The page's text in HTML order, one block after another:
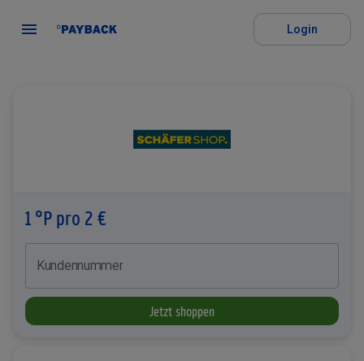
Login
1 °P pro 2 €
Kundennummer
Jetzt shoppen